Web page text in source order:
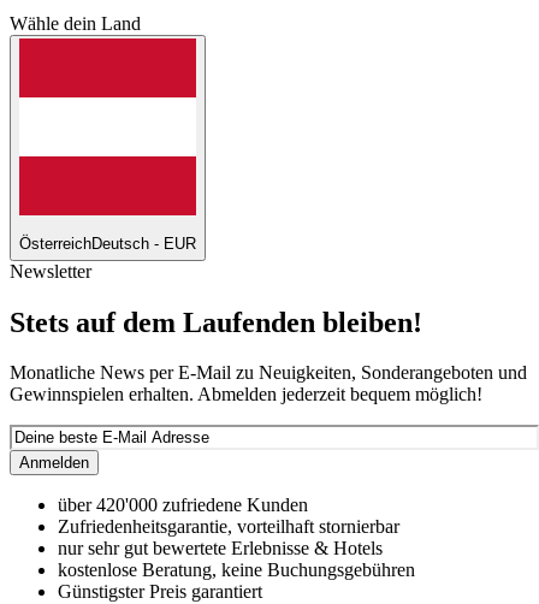
Wähle dein Land
ÖsterreichDeutsch - EUR
Newsletter
Stets auf dem Laufenden bleiben!
Monatliche News per E-Mail zu Neuigkeiten, Sonderangeboten und
Gewinnspielen erhalten. Abmelden jederzeit bequem möglich!
Anmelden
über 420'000 zufriedene Kunden
Zufriedenheitsgarantie, vorteilhaft stornierbar
nur sehr gut bewertete Erlebnisse & Hotels
kostenlose Beratung, keine Buchungsgebühren
Günstigster Preis garantiert